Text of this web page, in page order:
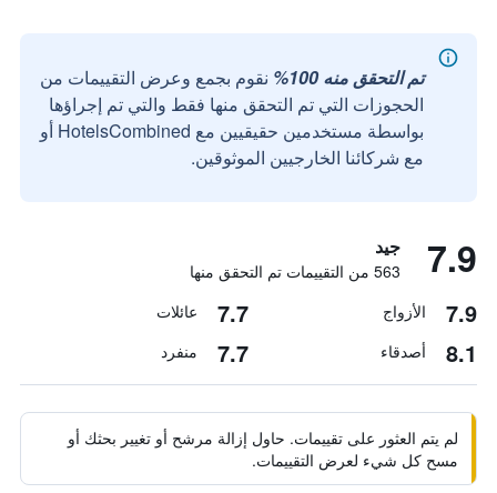
تم التحقق منه 100%
نقوم بجمع وعرض التقييمات من
الحجوزات التي تم التحقق منها فقط والتي تم إجراؤها
بواسطة مستخدمين حقيقيين مع HotelsCombined أو
مع شركائنا الخارجيين الموثوقين.
7.9 جيد
563 من التقييمات تم التحقق منها
7.9 الأزواج 7.7 عائلات
8.1 أصدقاء 7.7 منفرد
لم يتم العثور على تقييمات. حاول إزالة مرشح أو تغيير بحثك أو
مسح كل شيء لعرض التقييمات.